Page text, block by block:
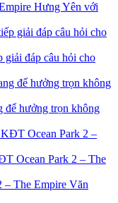
Hưng Yên với
giải đáp câu hỏi cho
để hưởng trọn không
Ocean Park 2 – The